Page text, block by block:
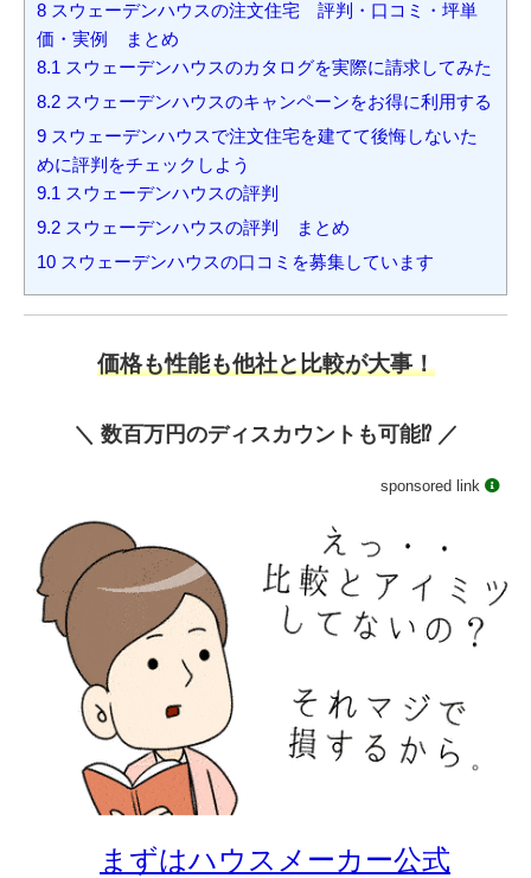
8 スウェーデンハウスの注文住宅 評判・口コミ・坪単
価・実例 まとめ
8.1 スウェーデンハウスのカタログを実際に請求してみた
8.2 スウェーデンハウスのキャンペーンをお得に利用する
9 スウェーデンハウスで注文住宅を建てて後悔しないた
めに評判をチェックしよう
9.1 スウェーデンハウスの評判
9.2 スウェーデンハウスの評判 まとめ
10 スウェーデンハウスの口コミを募集しています
価格も性能も他社と比較が大事！
＼ 数百万円のディスカウントも可能⁉️ ／
sponsored link
まずはハウスメーカー公式